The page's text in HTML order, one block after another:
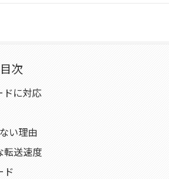
目次
ドに対応
い理由
転送速度
ド